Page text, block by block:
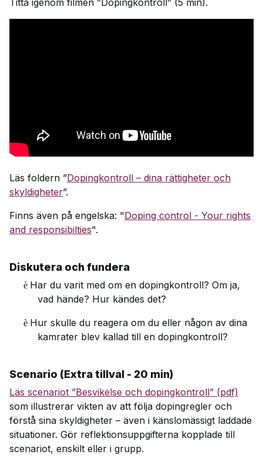
Titta igenom filmen ”Dopingkontroll” (5 min).
Läs foldern ”Dopingkontroll – dina rättigheter och
skyldigheter”.
Finns även på engelska: "Doping control - Your rights
and responsibilties".
Diskutera och fundera
è Har du varit med om en dopingkontroll? Om ja,
vad hände? Hur kändes det?
è Hur skulle du reagera om du eller någon av dina
kamrater blev kallad till en dopingkontroll?
Scenario (Extra tillval - 20 min)
Läs scenariot ”Besvikelse och dopingkontroll” (pdf)
som illustrerar vikten av att följa dopingregler och
förstå sina skyldigheter – även i känslomässigt laddade
situationer. Gör reflektionsuppgifterna kopplade till
scenariot, enskilt eller i grupp.